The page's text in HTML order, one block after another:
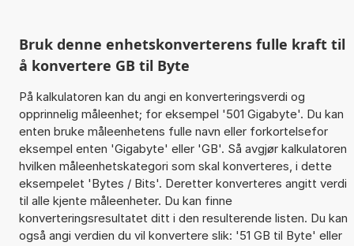
Bruk denne enhetskonverterens fulle kraft til
å konvertere GB til Byte
På kalkulatoren kan du angi en konverteringsverdi og
opprinnelig måleenhet; for eksempel '501 Gigabyte'. Du kan
enten bruke måleenhetens fulle navn eller forkortelsefor
eksempel enten 'Gigabyte' eller 'GB'. Så avgjør kalkulatoren
hvilken måleenhetskategori som skal konverteres, i dette
eksempelet 'Bytes / Bits'. Deretter konverteres angitt verdi
til alle kjente måleenheter. Du kan finne
konverteringsresultatet ditt i den resulterende listen. Du kan
også angi verdien du vil konvertere slik: '51 GB til Byte' eller